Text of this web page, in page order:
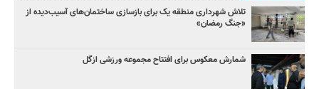
تلاش شهرداری منطقه یک برای بازسازی ساختمان‌های آسیب‌دیده از
«جنگ رمضان»
شمارش معکوس برای افتتاح مجموعه ورزشی ازگل